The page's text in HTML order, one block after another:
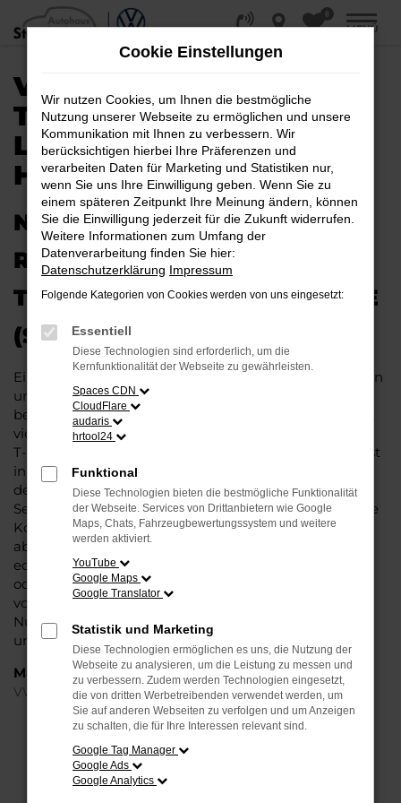
Zum
Hauptinhalt
0
MENÜ
VW T-CROSS
TAGESZULASSUNG |
LIEFERSERVICE NACH
HALLE (SAALE)
NEUES FAHRZEUG MIT VIEL
RABATT: IHRE VW T-CROSS
TAGESZULASSUNG FÜR HALLE
(SAALE)
Ein Neuwagen muss nicht teuer sein. Unser Kundinnen
und Kunden aus Halle (Saale) und anderswo erhalten
bei Steinböhmer eine VW T-Cross Tageszulassung mit
viel Nachlass und ohne Abstriche bei der Qualität. VW
T-Cross Tageszulassung: das klingt wie ein Trick und ist
in der Tat ein kleiner Kunstgriff, mit dem Autohändler
den Kauf zu günstigeren Preisen möglich machen.
Seitens der Automobilhersteller werden stets nur enge
Korridore für die Preissetzung bei Neuwagen
abgesteckt. Eine VW T-Cross Tageszulassung ist ein
echter Neuwagen, der für einen Tag in Halle (Saale)
oder anderswo zugelassen wurde. Dabei versteht sich
von selbst, dass der Kilometerstand bei Null komma
Null steht und Sie nach dem Kauf die erste Fahrt
unternehmen können.
Marken
VW
FEHLER: NETWORK ERROR
Beim Laden ist ein Fehler aufgetreten.
Cookie Einstellungen
Wir nutzen Cookies, um Ihnen die bestmögliche
Nutzung unserer Webseite zu ermöglichen und unsere
Kommunikation mit Ihnen zu verbessern. Wir
berücksichtigen hierbei Ihre Präferenzen und
verarbeiten Daten für Marketing und Statistiken nur,
wenn Sie uns Ihre Einwilligung geben. Wenn Sie zu
einem späteren Zeitpunkt Ihre Meinung ändern, können
Sie die Einwilligung jederzeit für die Zukunft widerrufen.
Weitere Informationen zum Umfang der
Datenverarbeitung finden Sie hier:
Datenschutzerklärung Impressum
Folgende Kategorien von Cookies werden von uns eingesetzt:
Essentiell
Diese Technologien sind erforderlich, um die
Kernfunktionalität der Webseite zu gewährleisten.
Spaces CDN
CloudFlare
audaris
hrtool24
Funktional
Diese Technologien bieten die bestmögliche Funktionalität
der Webseite. Services von Drittanbietern wie Google
Maps, Chats, Fahrzeugbewertungssystem und weitere
werden aktiviert.
YouTube
Google Maps
Google Translator
Statistik und Marketing
Diese Technologien ermöglichen es uns, die Nutzung der
Webseite zu analysieren, um die Leistung zu messen und
zu verbessern. Zudem werden Technologien eingesetzt,
die von dritten Werbetreibenden verwendet werden, um
Sie auf anderen Webseiten zu verfolgen und um Anzeigen
zu schalten, die für Ihre Interessen relevant sind.
Google Tag Manager
Google Ads
Google Analytics